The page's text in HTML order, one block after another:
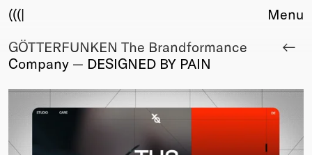
(((|
About
Club
Sponsors
Fair Work
Menu
GÖTTERFUNKEN The Brandformance
Company — DESIGNED BY PAIN